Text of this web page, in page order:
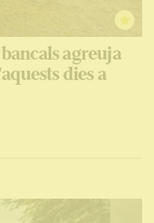
agreuja
dies a